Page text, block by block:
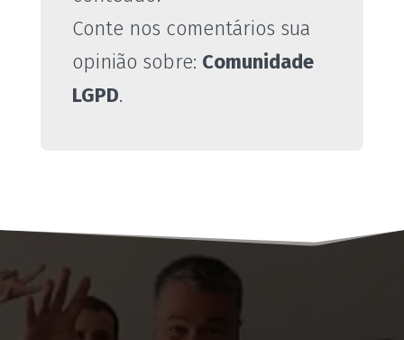
Conte nos comentários sua
opinião sobre: Comunidade
LGPD.